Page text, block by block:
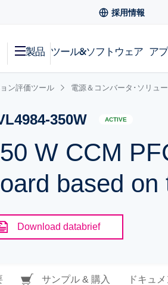
採用情報
製品 ツール&ソフトウェア ア
ン評価ツール 電源＆コンバータ･ソリュ
350W ACTIVE
W CCM
based on
Download databrief
サンプル & 購入 ドキュメ